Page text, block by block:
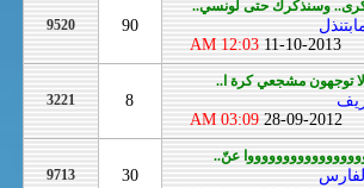
وسنذكرك حتى لونسي..
11-10-2013
12:03 AM
90
9520
لا توجهون مشجعي كرة ا..
28-09-2012
03:09 AM
8
3221
عنّ..
30
9713